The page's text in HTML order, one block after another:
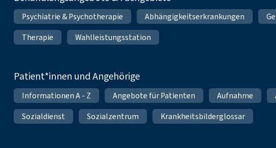
Psychiatrie & Psychotherapie Abhängigkeitserkrankungen
Therapie
Wahlleistungsstation
Patient*innen und Angehörige
Informationen A - Z Angebote für Patienten Aufnahme
Sozialdienst
Sozialzentrum Krankheitsbilderglossar